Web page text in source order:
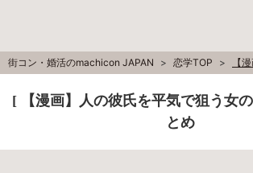
街コン・婚活のmachicon JAPAN 恋学TOP 【漫
[ 【漫画】人の彼氏を平気で狙う女
とめ